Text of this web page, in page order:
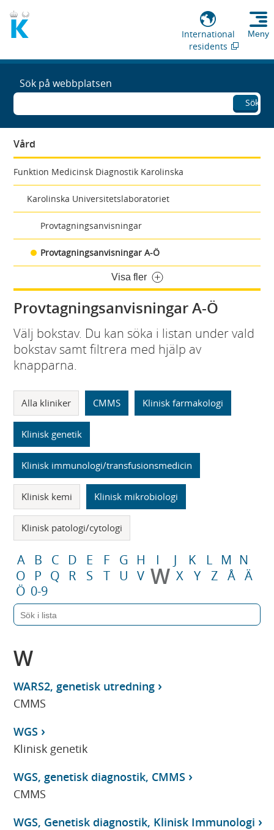
International
residents
Meny
Sök på webbplatsen
Sök
Vård
Funktion Medicinsk Diagnostik Karolinska
Karolinska Universitetslaboratoriet
Provtagningsanvisningar
Provtagningsanvisningar A-Ö
Visa fler
Provtagningsanvisningar A-Ö
Välj bokstav. Du kan söka i listan under vald
bokstav samt filtrera med hjälp av
knapparna.
Alla kliniker CMMS Klinisk farmakologi
Klinisk genetik
Klinisk immunologi/transfusionsmedicin
Klinisk kemi Klinisk mikrobiologi
Klinisk patologi/cytologi
A B C D E F G H I J K L M N
O
P Q R S T U V W X Y Z Å Ä
Ö 0-9
W
WARS2, genetisk utredning
CMMS
WGS
Klinisk genetik
WGS, genetisk diagnostik, CMMS
CMMS
WGS, Genetisk diagnostik, Klinisk Immunologi